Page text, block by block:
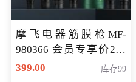
摩飞电器筋膜枪MF-
980366 会员专享价299
元
399.00 库存99